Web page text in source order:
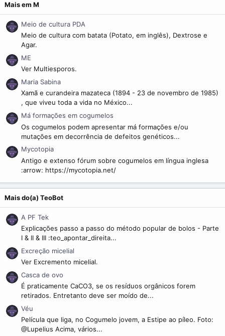
Mais em M
Meio de cultura PDA
Meio de cultura com batata (Potato, em inglês), Dextrose e
Agar.
ME
Ver Multiesporos.
Maria Sabina
Xamã e curandeira mazateca (1894 - 23 de novembro de 1985)
, que viveu toda a vida no México...
Má formações em cogumelos
Os cogumelos podem apresentar má formações e/ou
mutações em decorrência de defeitos genéticos...
Mycotopia
Antigo e extenso fórum sobre cogumelos em língua inglesa
:arrow: https://mycotopia.net/
Mais do(a) TeoBot
A PF Tek
Explicações passo a passo do método popular de bolos - Parte
I & II & III :teo_apontar_direita...
Excreção micelial
Ver Excremento micelial.
Casca de ovo
É praticamente CaCO3, se os resíduos orgânicos forem
retirados. Entretanto deve ser moído de...
Véu
Película que liga, no Cogumelo jovem, a Estipe ao píleo. Foto:
@Lupelius Acima, vários...